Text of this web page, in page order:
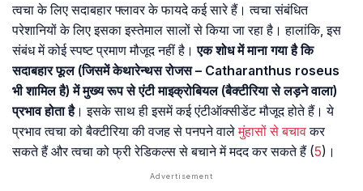
त्वचा के लिए सदाबहार फ्लावर के फायदे कई सारे हैं। त्वचा संबंधित
परेशानियों के लिए इसका इस्तेमाल सालों से किया जा रहा है। हालांकि, इस
संबंध में कोई स्पष्ट प्रमाण मौजूद नहीं है।एक शोध में माना गया है कि
सदाबहार फूल (जिसमें केथारेन्थस रोजस – Catharanthus roseus
भी शामिल है) में मुख्य रूप से एंटी माइक्रोबियल (बैक्टीरिया से लड़ने वाला)
प्रभाव होता है। इसके साथ ही इसमें कई एंटीऑक्सीडेंट मौजूद होते हैं। ये
प्रभाव त्वचा को बैक्टीरिया की वजह से पनपने वालेमुंहासों से बचावकर
सकते हैं और त्वचा को फ्री रेडिकल्स से बचाने में मदद कर सकते हैं (5)।